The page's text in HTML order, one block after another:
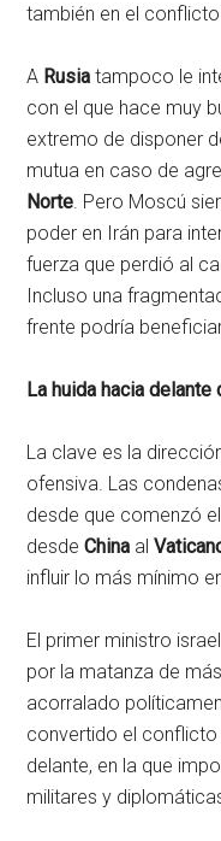
también en el
A Rusia tampoco le
con el que hace muy
extremo de disponer
mutua en caso de
Norte . Pero Moscú
poder en Irán para
fuerza que perdió al
Incluso una
frente podría
La huida hacia delante
La clave es la
ofensiva. Las
desde que comenzó
desdeChina al
influir lo más mínimo
El primer ministro
por la matanza de
acorralado
convertido el conflicto
delante, en la que
militares y